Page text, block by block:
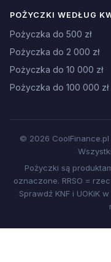
POŻYCZKI WEDŁUG
Pożyczka do 500 zł
Pożyczka do 2 000 zł
Pożyczka do 10 000 zł
Pożyczka do 100 000 zł
© 2026
Pożyczki są
oznaczone. RRSO =
Sprawdź KNF i UOKiK